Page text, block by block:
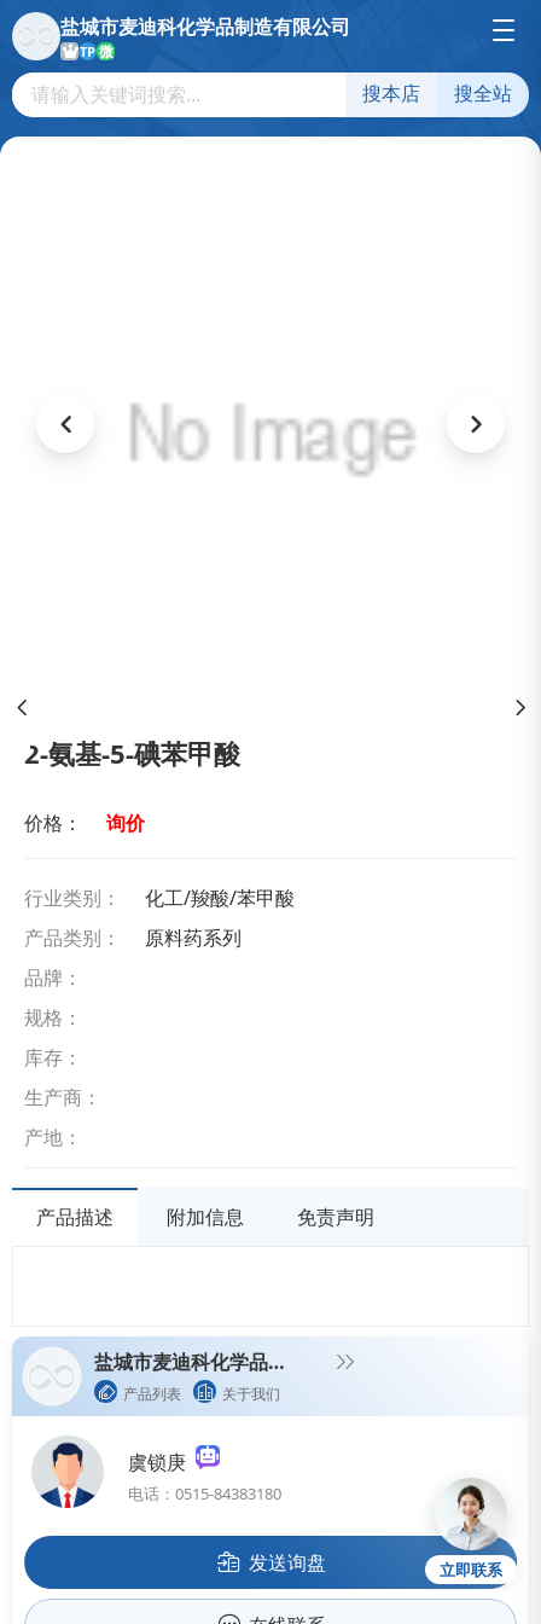
盐城市麦迪科化学品制造有限公司
TP微
搜本店 搜全站
2-氨基-5-碘苯甲酸
价格： 询价
行业类别：
化工/羧酸/苯甲酸
产品类别：
原料药系列
品牌：
规格：
库存：
生产商：
产地：
产品描述 附加信息 免责声明
盐城市麦迪科化学品制造有限公司
产品列表 关于我们
虞锁庚
电话：0515-84383180
发送询盘 立即联系